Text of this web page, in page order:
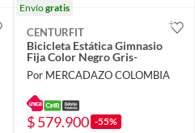
Envíogratis
CENTURFIT
Bicicleta Estática Gimnasio
Fija Color Negro Gris-
Por MERCADAZO COLOMBIA
$ 579.900 -55%